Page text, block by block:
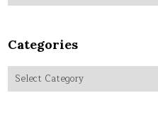
Categories
Categories